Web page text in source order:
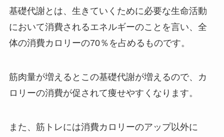
基礎代謝とは、生きていくために必要な生命活動
において消費されるエネルギーのことを言い、全
体の消費カロリーの70％を占めるものです。
筋肉量が増えるとこの基礎代謝が増えるので、カ
ロリーの消費が促されて痩せやすくなります。
また、筋トレには消費カロリーのアップ以外に